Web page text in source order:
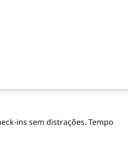
ins sem distrações. Tempo